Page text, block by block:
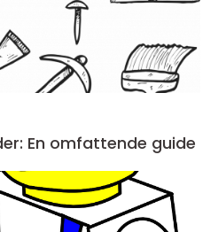
En omfattende guide